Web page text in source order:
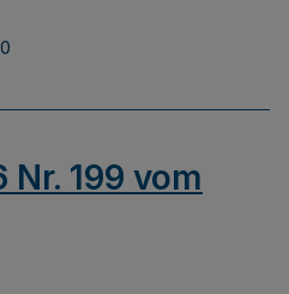
Nr. 199 vom